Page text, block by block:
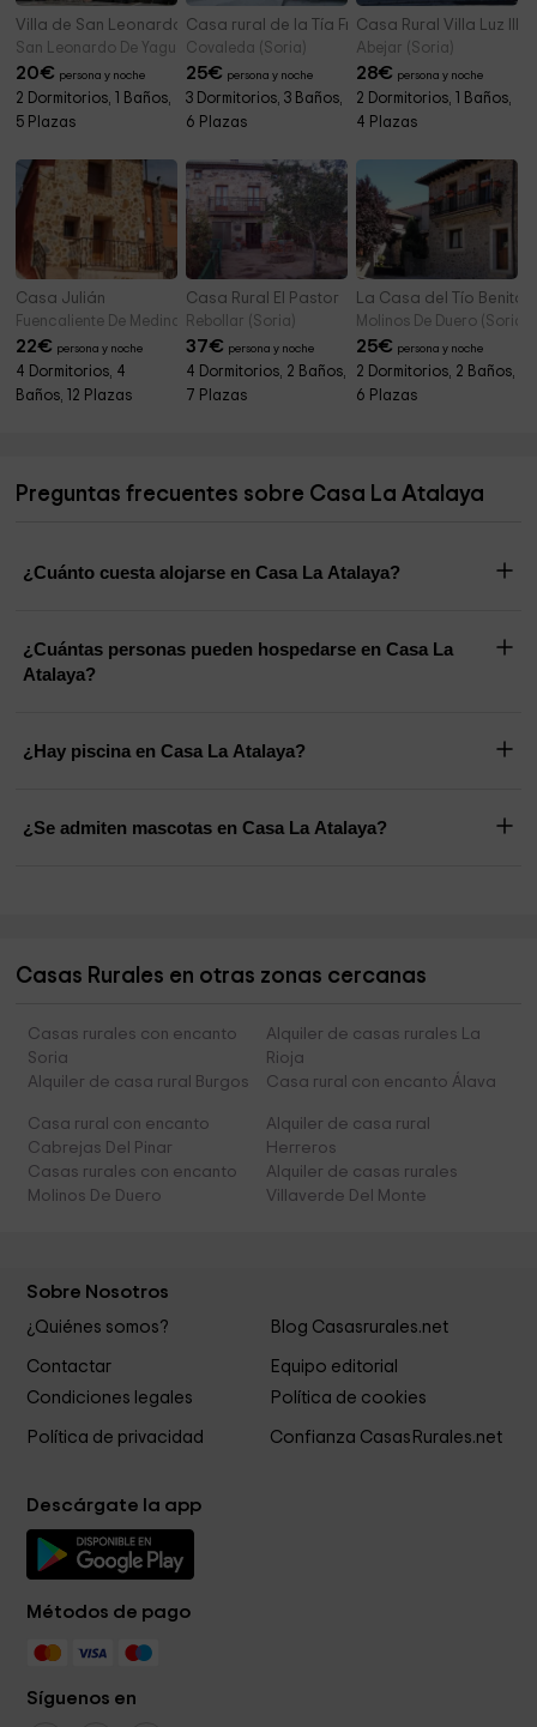
Villa de San Leonardo
San Leonardo De Yague (Soria)
20€ persona y noche
2 Dormitorios, 1 Baños,
5 Plazas
Casa rural de la Tía Fresquera
Covaleda (Soria)
25€ persona y noche
3 Dormitorios, 3 Baños,
6 Plazas
Casa Rural Villa Luz III
Abejar (Soria)
28€ persona y noche
2 Dormitorios, 1 Baños,
4 Plazas
Casa Julián
Fuencaliente De Medinaceli (Soria)
22€ persona y noche
4 Dormitorios, 4
Baños, 12 Plazas
Casa Rural El Pastor
Rebollar (Soria)
37€ persona y noche
4 Dormitorios, 2 Baños,
7 Plazas
La Casa del Tío Benito
Molinos De Duero (Soria)
25€ persona y noche
2 Dormitorios, 2 Baños,
6 Plazas
Preguntas frecuentes sobre Casa La Atalaya
¿Cuánto cuesta alojarse en Casa La Atalaya?
¿Cuántas personas pueden hospedarse en Casa La
Atalaya?
¿Hay piscina en Casa La Atalaya?
¿Se admiten mascotas en Casa La Atalaya?
Casas Rurales en otras zonas cercanas
Casas rurales con encanto
Soria
Alquiler de casas rurales La
Rioja
Alquiler de casa rural Burgos
Casa rural con encanto Álava
Casa rural con encanto
Cabrejas Del Pinar
Alquiler de casa rural
Herreros
Casas rurales con encanto
Molinos De Duero
Alquiler de casas rurales
Villaverde Del Monte
Sobre Nosotros
¿Quiénes somos? Blog Casasrurales.net
Contactar
Equipo editorial
Condiciones legales
Política de cookies
Política de privacidad Confianza CasasRurales.net
Descárgate la app
Métodos de pago
Síguenos en